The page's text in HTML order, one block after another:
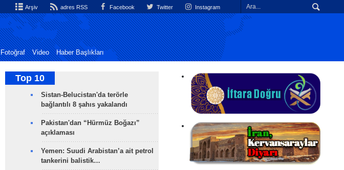
Arşiv adres RSS Facebook Twitter Instagram
Fotoğraf Video Haber Başlıkları
Top 10
Sistan-Belucistan'da terörle
bağlantılı 8 şahıs yakalandı
Pakistan'dan “Hürmüz Boğazı”
açıklaması
Yemen: Suudi Arabistan’a ait petrol
tankerini balistik…